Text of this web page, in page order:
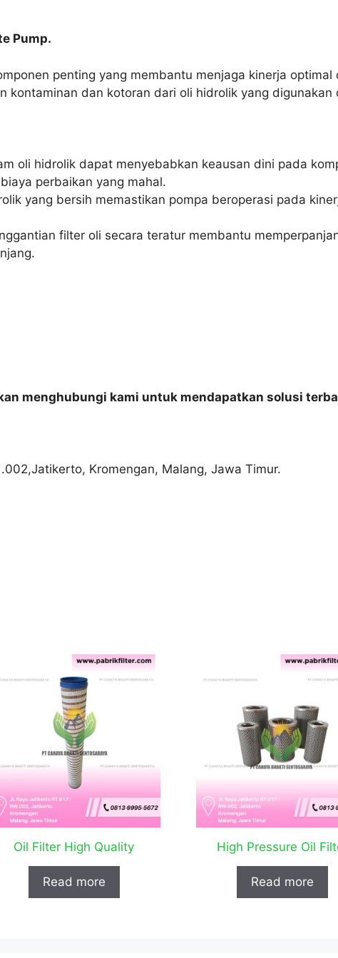
Pump.
penting yang membantu menjaga kinerja
kontaminan dan kotoran dari oli hidrolik yang
oli hidrolik dapat menyebabkan keausan dini pada
perbaikan yang mahal.
yang bersih memastikan pompa beroperasi pada
filter oli secara teratur membantu
menghubungi kami untuk mendapatkan solusi
Kromengan, Malang, Jawa Timur.
Oil Filter High Quality
Read more
High Pressure Oil
Read more